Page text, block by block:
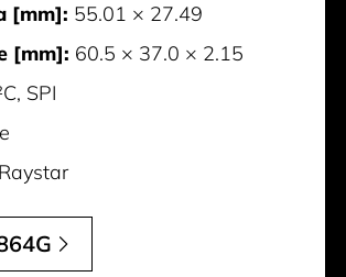
[mm]: 55.01 × 27.49
[mm]: 60.5 × 37.0 × 2.15
SPI
Raystar